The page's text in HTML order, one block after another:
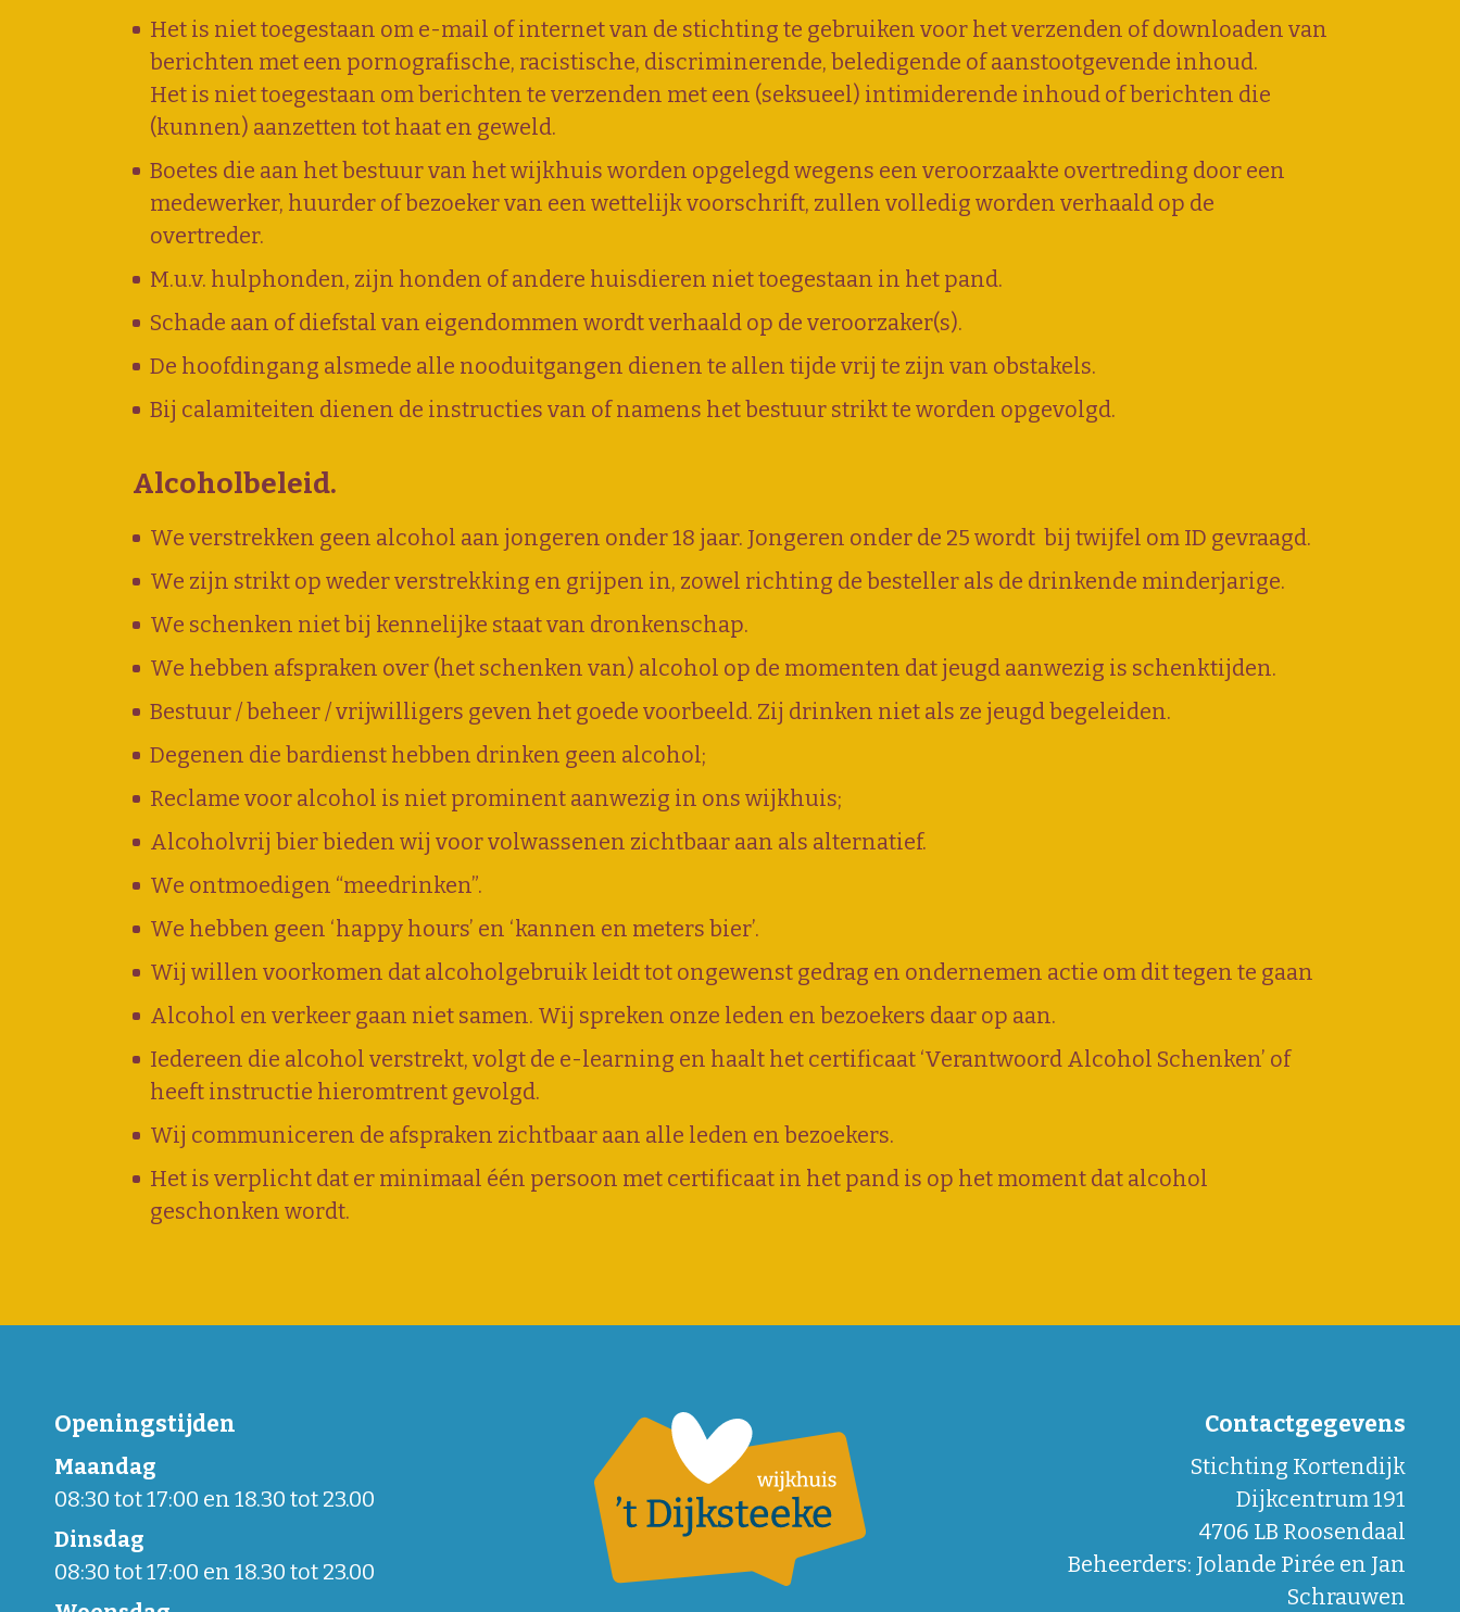
Het is niet toegestaan om e-mail of internet van de stichting te gebruiken voor het verzenden of downloaden van
berichten met een pornografische, racistische, discriminerende, beledigende of aanstootgevende inhoud.
Het is niet toegestaan om berichten te verzenden met een (seksueel) intimiderende inhoud of berichten die
(kunnen) aanzetten tot haat en geweld.
Boetes die aan het bestuur van het wijkhuis worden opgelegd wegens een veroorzaakte overtreding door een
medewerker, huurder of bezoeker van een wettelijk voorschrift, zullen volledig worden verhaald op de
overtreder.
M.u.v. hulphonden, zijn honden of andere huisdieren niet toegestaan in het pand.
Schade aan of diefstal van eigendommen wordt verhaald op de veroorzaker(s).
De hoofdingang alsmede alle nooduitgangen dienen te allen tijde vrij te zijn van obstakels.
Bij calamiteiten dienen de instructies van of namens het bestuur strikt te worden opgevolgd.
Alcoholbeleid.
We verstrekken geen alcohol aan jongeren onder 18 jaar. Jongeren onder de 25 wordt bij twijfel om ID gevraagd.
We zijn strikt op weder verstrekking en grijpen in, zowel richting de besteller als de drinkende minderjarige.
We schenken niet bij kennelijke staat van dronkenschap.
We hebben afspraken over (het schenken van) alcohol op de momenten dat jeugd aanwezig is schenktijden.
Bestuur / beheer / vrijwilligers geven het goede voorbeeld. Zij drinken niet als ze jeugd begeleiden.
Degenen die bardienst hebben drinken geen alcohol;
Reclame voor alcohol is niet prominent aanwezig in ons wijkhuis;
Alcoholvrij bier bieden wij voor volwassenen zichtbaar aan als alternatief.
We ontmoedigen “meedrinken”.
We hebben geen ‘happy hours’ en ‘kannen en meters bier’.
Wij willen voorkomen dat alcoholgebruik leidt tot ongewenst gedrag en ondernemen actie om dit tegen te gaan
Alcohol en verkeer gaan niet samen. Wij spreken onze leden en bezoekers daar op aan.
Iedereen die alcohol verstrekt, volgt de e-learning en haalt het certificaat ‘Verantwoord Alcohol Schenken’ of
heeft instructie hieromtrent gevolgd.
Wij communiceren de afspraken zichtbaar aan alle leden en bezoekers.
Het is verplicht dat er minimaal één persoon met certificaat in het pand is op het moment dat alcohol
geschonken wordt.
Openingstijden
Maandag
08:30 tot 17:00 en 18.30 tot 23.00
Dinsdag
08:30 tot 17:00 en 18.30 tot 23.00
Contactgegevens
Stichting Kortendijk
Dijkcentrum 191
4706 LB Roosendaal
Beheerders: Jolande Pirée en Jan
Schrauwen